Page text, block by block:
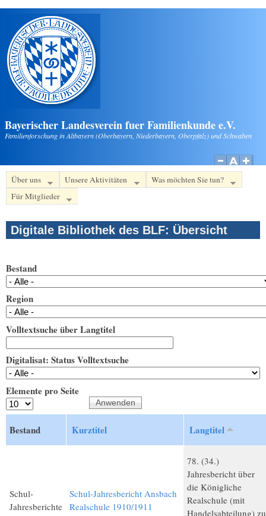
Direkt zum Inhalt
Bayerischer Landesverein fuer Familienkunde e.V.
Familienforschung in Altbayern (Oberbayern, Niederbayern, Oberpfalz) und Schwaben
Über uns Unsere Aktivitäten
Was möchten Sie tun?
Für Mitglieder
Digitale Bibliothek des BLF: Übersicht
Bestand
Region
Volltextsuche über Langtitel
Digitalisat: Status Volltextsuche
Elemente pro Seite
Bestand Kurztitel Langtitel
Schul-
Jahresberichte
Schul-Jahresbericht Ansbach
Realschule 1910/1911
78. (34.)
Jahresbericht über
die Königliche
Realschule (mit
Handelsabteilung) zu